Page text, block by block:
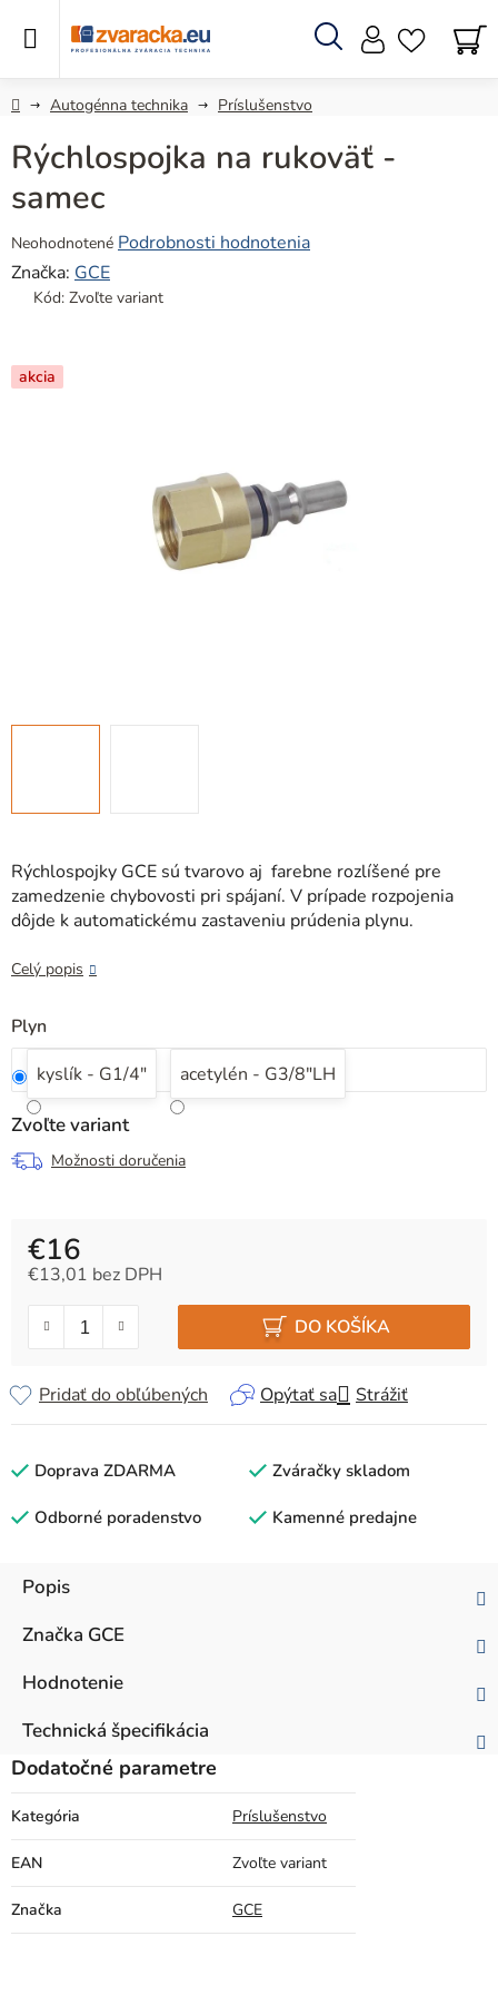
Hľadať
DomovAutogénna technika Príslušenstvo
Rýchlospojky GCE sú tvarovo aj farebne rozlíšené pre
zamedzenie chybovosti pri spájaní. V prípade rozpojenia
dôjde k automatickému zastaveniu prúdenia plynu.
Celý popis
Plyn
kyslík - G1/4"
acetylén - G3/8"LH
Zvoľte variant
Možnosti doručenia
€16
€13,01 bez DPH
DO KOŠÍKA
Opýtať sa Strážiť
Pridať do obľúbených
Rýchlospojka na rukoväť -
samec
Priemerné
hodnotenie
produktu
z
5
Neohodnotené Podrobnosti hodnotenia
Značka: GCE
Kód: Zvoľte variant
akcia
Doprava ZDARMA Zváračky skladom
Odborné poradenstvo Kamenné predajne
Popis
Značka GCE
Hodnotenie
Technická špecifikácia
Dodatočné parametre
Kategória Príslušenstvo
EAN Zvoľte variant
Značka GCE